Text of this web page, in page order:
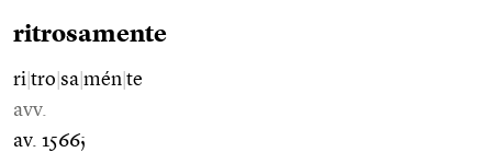
ritrosamente
ri tro sa mén te
avv.
av. 1566;